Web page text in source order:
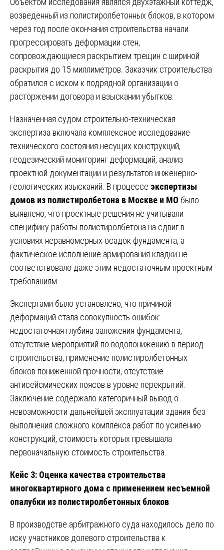
возведенный из полистиролбетонных блоков, в котором
через год после окончания строительства начали
прогрессировать деформации стен,
сопровождающиеся раскрытием трещин с шириной
раскрытия до 15 миллиметров. Заказчик строительства
обратился с иском к подрядной организации о
расторжении договора и взыскании убытков.
Назначенная судом строительно-техническая
экспертиза включала комплексное исследование
технического состояния несущих конструкций,
геодезический мониторинг деформаций, анализ
проектной документации и результатов инженерно-
геологических изысканий. В процессе экспертизы
домов из полистиролбетона в Москве и МО было
выявлено, что проектные решения не учитывали
специфику работы полистиролбетона на сдвиг в
условиях неравномерных осадок фундамента, а
фактическое исполнение армирования кладки не
соответствовало даже этим недостаточным проектным
требованиям.
Экспертами было установлено, что причиной
деформаций стала совокупность ошибок:
недостаточная глубина заложения фундамента,
отсутствие мероприятий по водопонижению в период
строительства, применение полистиролбетонных
блоков пониженной прочности, отсутствие
антисейсмических поясов в уровне перекрытий.
Заключение содержало категоричный вывод о
невозможности дальнейшей эксплуатации здания без
выполнения сложного комплекса работ по усилению
конструкций, стоимость которых превышала
первоначальную стоимость строительства.
Кейс 3: Оценка качества строительства
многоквартирного дома с применением несъемной
опалубки из полистиролбетонных блоков
В производстве арбитражного суда находилось дело по
иску участников долевого строительства к